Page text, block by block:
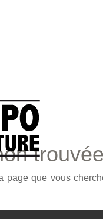
page que vous